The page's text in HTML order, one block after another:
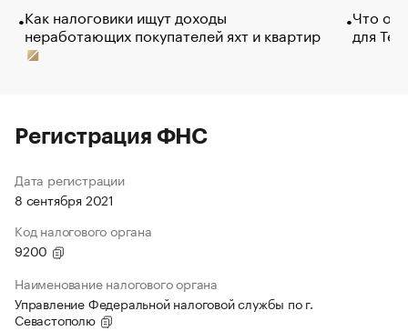
Как налоговики ищут доходы
неработающих покупателей яхт и квартир
Что
для
Регистрация ФНС
Дата регистрации
8 сентября 2021
Код налогового органа
9200
Наименование налогового органа
Управление Федеральной налоговой службы по г.
Севастополю